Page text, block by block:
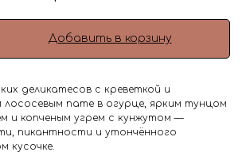
Добавить в корзину
деликатесов с креветкой и
лососевым пате в огурце, ярким тунцом
и копченым угрем с кунжутом —
пикантности и утончённого
кусочке.